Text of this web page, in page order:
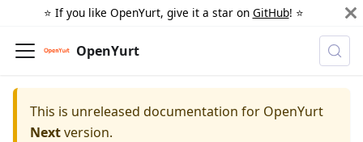
⭐️ If you like OpenYurt, give it a star on GitHub! ⭐️
OpenYurt
This is unreleased documentation for OpenYurt
Nextversion.